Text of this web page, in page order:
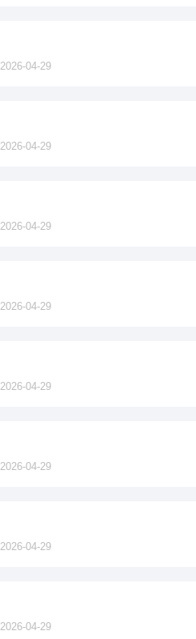
2026-04-29
2026-04-29
2026-04-29
2026-04-29
2026-04-29
2026-04-29
2026-04-29
2026-04-29